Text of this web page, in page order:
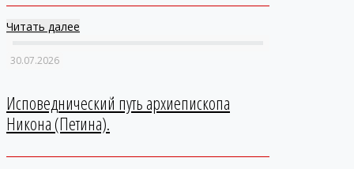
Читать далее
30.07.2026
Исповеднический путь архиепископа
Никона (Петина).